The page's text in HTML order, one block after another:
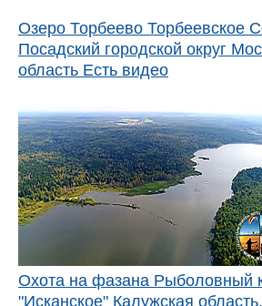
Озеро Торбеево Торбеевское
Посадский городской округ
область Есть видео
Охота на фазана Рыболовный
"Исканское" Калужская